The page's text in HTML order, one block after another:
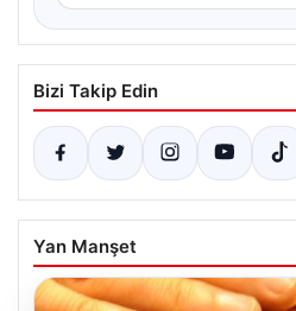
Bizi Takip Edin
Yan Manşet